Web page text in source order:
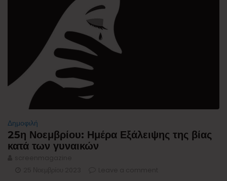
Δημοφιλή
25η Νοεμβρίου: Ημέρα Εξάλειψης της βίας
κατά των γυναικών